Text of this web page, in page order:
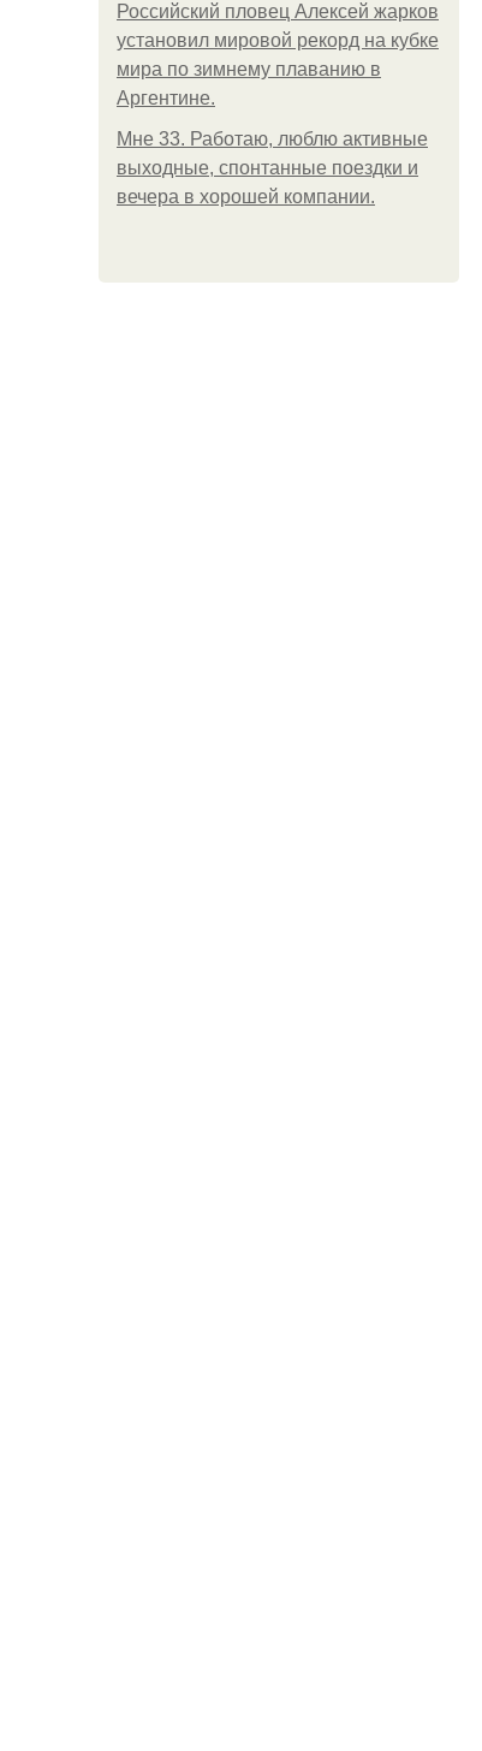
Российский пловец Алексей жарков
установил мировой рекорд на кубке
мира по зимнему плаванию в
Аргентине.
Мне 33. Работаю, люблю активные
выходные, спонтанные поездки и
вечера в хорошей компании.